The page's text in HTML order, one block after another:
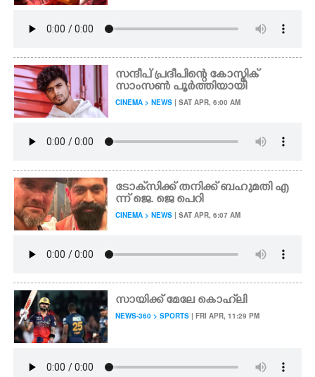
സന്ദീപ് പ്രദീപിന്റെ കോസ്മിക്
സാംസൺ പൂർത്തിയായി
CINEMA > NEWS | SAT APR, 6:00 AM
ടോക്‌സിക്ക് തനിക്ക് ബഹുമതി എ
ന്ന് ജെ. ജെ പെറി
CINEMA > NEWS | SAT APR, 6:07 AM
സായിക്ക് മേലേ കൊഹ്‌ലി
NEWS-360 > SPORTS | FRI APR, 11:29 PM